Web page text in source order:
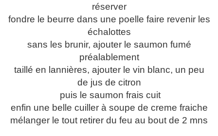
réserver
fondre le beurre dans une poelle faire revenir les
échalottes
sans les brunir, ajouter le saumon fumé
préalablement
taillé en lannières, ajouter le vin blanc, un peu
de jus de citron
puis le saumon frais cuit
enfin une belle cuiller à soupe de creme fraiche
mélanger le tout retirer du feu au bout de 2 mns